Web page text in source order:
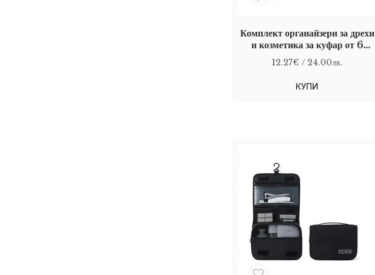
Комплект органайзери за дрехи
и козметика за куфар от 6
части, Сив
12.27€ / 24.00лв.
КУПИ